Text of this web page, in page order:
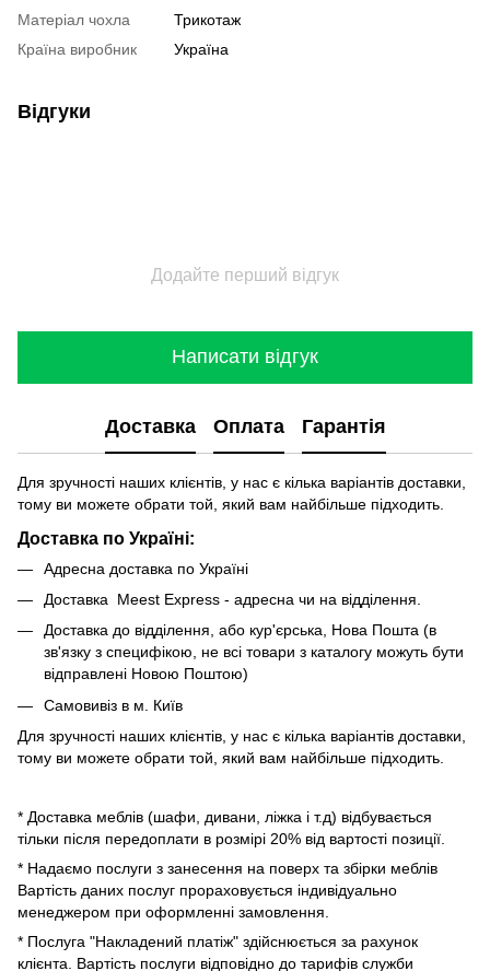
Матеріал чохла
Трикотаж
Країна виробник
Україна
Відгуки
Додайте перший відгук
Написати відгук
Доставка Оплата Гарантія
Для зручності наших клієнтів, у нас є кілька варіантів доставки,
тому ви можете обрати той, який вам найбільше підходить.
Доставка по Україні:
Адресна доставка по Україні
Доставка Meest Express - адресна чи на відділення.
Доставка до відділення, або кур'єрська, Нова Пошта (в
зв'язку з специфікою, не всі товари з каталогу можуть бути
відправлені Новою Поштою)
Самовивіз в м. Київ
Для зручності наших клієнтів, у нас є кілька варіантів доставки,
тому ви можете обрати той, який вам найбільше підходить.
* Доставка меблів (шафи, дивани, ліжка і т.д) відбувається
тільки після передоплати в розмірі 20% від вартості позиції.
* Надаємо послуги з занесення на поверх та збірки меблів
Вартість даних послуг прораховується індивідуально
менеджером при оформленні замовлення.
* Послуга "Накладений платіж" здійснюється за рахунок
клієнта. Вартість послуги відповідно до тарифів служби